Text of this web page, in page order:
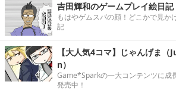
吉田輝和のゲームプレイ絵日記
もはやゲムスパの顔！どこかで見か
記
【大人気4コマ】じゃんげま
n）
Game*Sparkの一大コンテンツに成
発売中！